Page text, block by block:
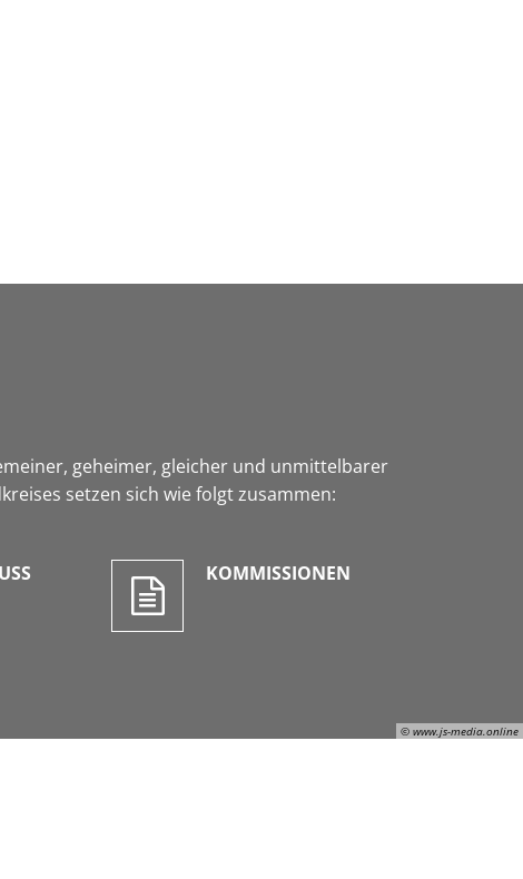
© www.js-media.online
geheimer, gleicher und unmittelbarer
setzen sich wie folgt zusammen:
KOMMISSIONEN